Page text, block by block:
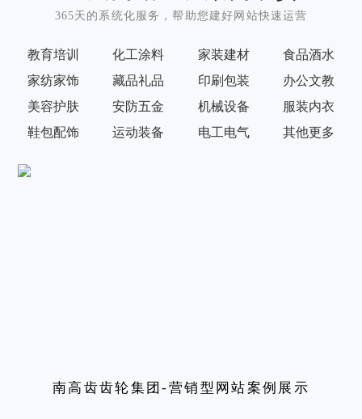
365天的系统化服务，帮助您建好网站快速运营
教育培训 化工涂料 家装建材
食品酒水
家纺家饰
藏品礼品 印刷包装
办公文教
美容护肤
安防五金 机械设备
服装内衣
鞋包配饰
运动装备 电工电气 其他更多
南高齿齿轮集团-营销型网站案例展示